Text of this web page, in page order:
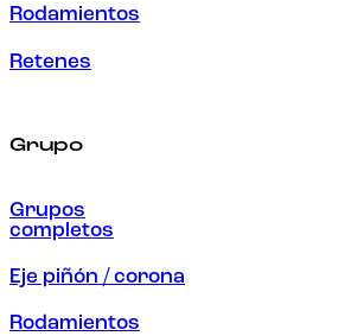
Rodamientos
Retenes
Grupo
Grupos
completos
Eje piñón / corona
Rodamientos